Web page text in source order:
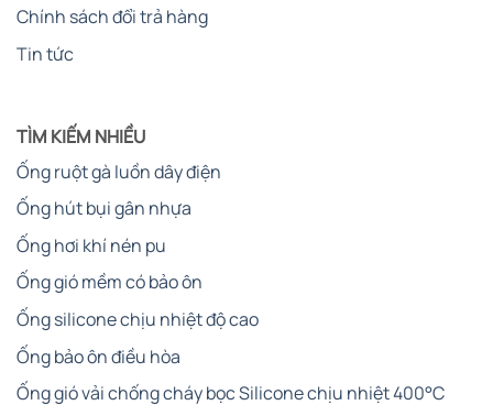
Chính sách đổi trả hàng
Tin tức
TÌM KIẾM NHIỀU
Ống ruột gà luồn dây điện
Ống hút bụi gân nhựa
Ống hơi khí nén pu
Ống gió mềm có bảo ôn
Ống silicone chịu nhiệt độ cao
Ống bảo ôn điều hòa
Ống gió vải chống cháy bọc Silicone chịu nhiệt 400°C